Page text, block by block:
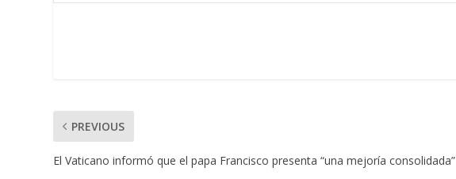
PREVIOUS
El Vaticano informó que el papa Francisco presenta “una mejoría consolidada”